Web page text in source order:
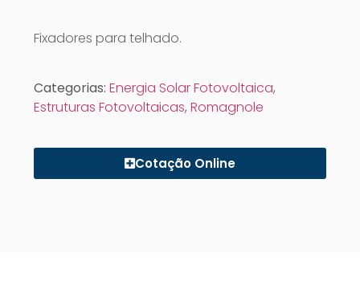
Fixadores para telhado.
Categorias: Energia Solar Fotovoltaica,
Estruturas Fotovoltaicas, Romagnole
Cotação Online